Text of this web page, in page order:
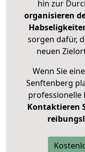
hin zur
organisieren
sorgen dafür,
neuen
Wenn Sie
Senftenberg
professionelle
Kontaktieren